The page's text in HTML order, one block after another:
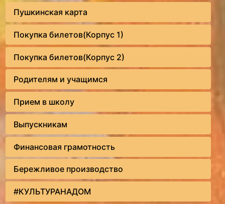
Пушкинская карта
Покупка билетов(Корпус 1)
Покупка билетов(Корпус 2)
Родителям и учащимся
Прием в школу
Выпускникам
Финансовая грамотность
Бережливое производство
#КУЛЬТУРАНАДОМ